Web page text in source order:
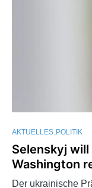
AKTUELLES POLITIK
Selenskyj
Washington
Der ukrainische